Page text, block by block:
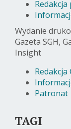
Wydanie
Gazeta SGH,
Insight
Redakcja
Patronat
TAGI